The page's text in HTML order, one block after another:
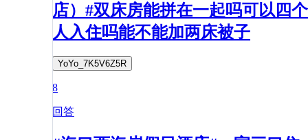
店）#双床房能拼在一起吗可以四个
人入住吗能不能加两床被子
YoYo_7K5V6Z5R
8
回答